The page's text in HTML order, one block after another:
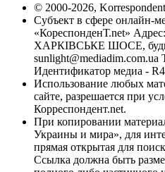
© 2000-2026,
Субъект в сфере онлайн-
«КореспонденТ.net»
ХАРКІВСЬКЕ ШОСЕ,
sunlight@mediadim.com.ua
Идентификатор медиа -
Использование любых
сайте, разрешается при
Корреспондент.net.
При копировании
Украины и мира», для
прямая открытая для
Ссылка должна быть